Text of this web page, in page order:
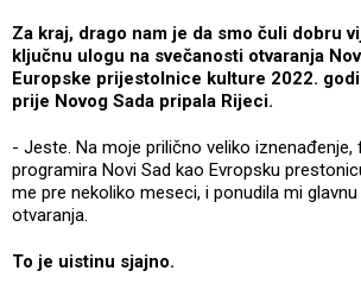
Za kraj, drago nam je da smo čuli dobru
ključnu ulogu na svečanosti otvaranja
Europske prijestolnice kulture 2022.
prije Novog Sada pripala Rijeci.
- Jeste. Na moje prilično veliko iznenađenje,
programira Novi Sad kao Evropsku
me pre nekoliko meseci, i ponudila mi
otvaranja.
To je uistinu sjajno.